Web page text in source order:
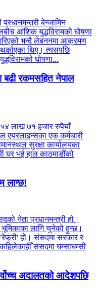
बेन्जामिन
आंशिक युद्धविरामको घोषणा
भन्दै लेबननमा आक्रमण
थिए। त्यसपछि
घोषणा...
बढी रकमसहित नेपाल
५४ लाख ७१ हजार रुपैयाँ
एयरलाइन्सका एक कर्मचारी
सुरक्षा कार्यालयका
घर भई हाल काठमाडौंको
लाग्छ!
नेता प्रधानमन्त्री हो।
लागि चुनेको हुन्छ।
हो। संसदमा सरकार र
संसदमा घम्साघम्सी
अदालतको आदेशपछि